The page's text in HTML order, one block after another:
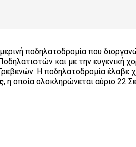
ποδηλατοδρομία που
και με την ευγενική
Η ποδηλατοδρομία έλαβε
, η οποία ολοκληρώνεται αύριο 22